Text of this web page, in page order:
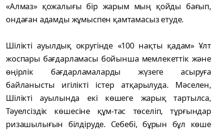
«Алмаз» қожалығы бір жарым мың қойды бағып,
ондаған адамды жұмыспен қамтамасыз етуде.
Шілікті ауылдық округінде «100 нақты қадам» Ұлт
жоспары бағдарламасы бойынша мемлекеттік және
өңірлік бағдарламаларды жүзеге асыруға
байланысты игілікті істер атқарылуда. Мәселен,
Шілікті ауылында екі көшеге жарық тартылса,
Тәуелсіздік көшесіне құм-тас төселіп, тұрғындар
ризашылығын білдіруде. Себебі, бұрын бұл көше